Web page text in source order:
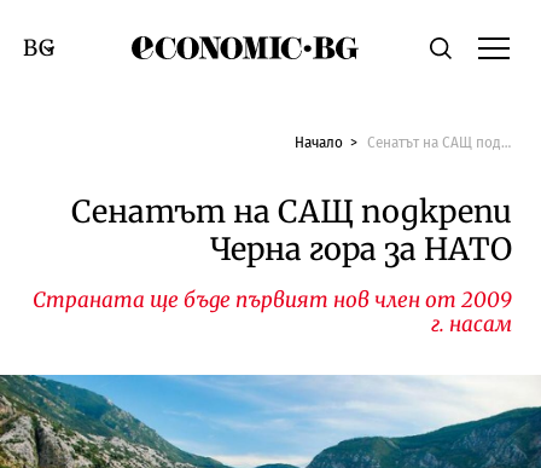
Economic.bgТърсене
Смяна на език
Начало Сенатът на САЩ подкрепи Черна гора за НАТО
Сенатът на САЩ подкрепи
Черна гора за НАТО
Страната ще бъде първият нов член от 2009
г. насам